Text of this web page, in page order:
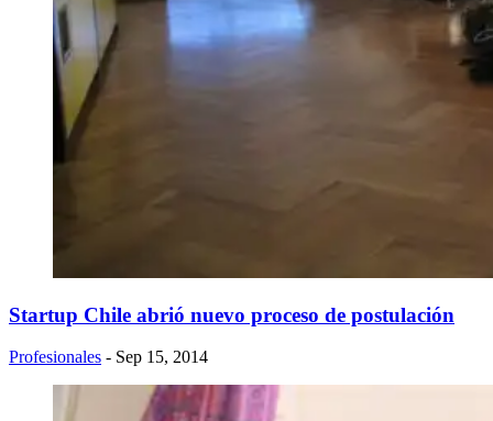
Startup Chile abrió nuevo proceso de postulación
Profesionales - Sep 15, 2014